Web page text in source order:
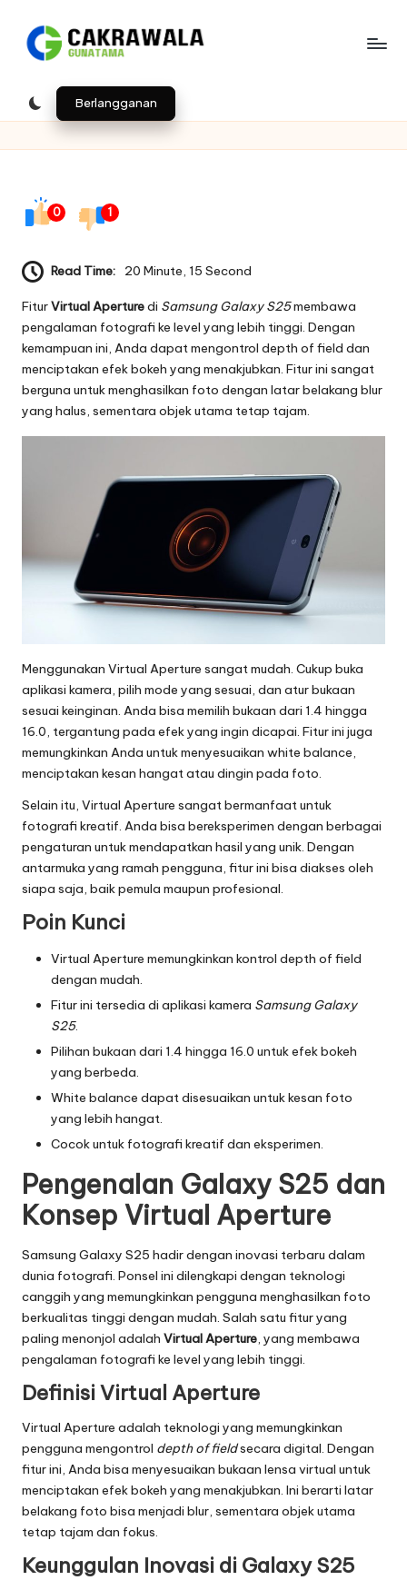
e
ri
a
T
e
k
n
o
l
o
e
r
r
u
2
0
2
5
-
I
n
o
v
s
n
T
r
e
n
T
e
r
b
a
r
u
Berlangganan
0 1
Read Time: 20 Minute, 15 Second
FiturVirtual Aperturedi Samsung Galaxy S25membawa
pengalaman fotografi ke level yang lebih tinggi. Dengan
kemampuan ini, Anda dapat mengontrol depth of field dan
menciptakan efek bokeh yang menakjubkan. Fitur ini sangat
berguna untuk menghasilkan foto dengan latar belakang blur
yang halus, sementara objek utama tetap tajam.
Menggunakan Virtual Aperture sangat mudah. Cukup buka
aplikasi kamera, pilih mode yang sesuai, dan atur bukaan
sesuai keinginan. Anda bisa memilih bukaan dari 1.4 hingga
16.0, tergantung pada efek yang ingin dicapai. Fitur ini juga
memungkinkan Anda untuk menyesuaikan white balance,
menciptakan kesan hangat atau dingin pada foto.
Selain itu, Virtual Aperture sangat bermanfaat untuk
fotografi kreatif. Anda bisa bereksperimen dengan berbagai
pengaturan untuk mendapatkan hasil yang unik. Dengan
antarmuka yang ramah pengguna, fitur ini bisa diakses oleh
siapa saja, baik pemula maupun profesional.
Poin Kunci
Virtual Aperture memungkinkan kontrol depth of field
dengan mudah.
Fitur ini tersedia di aplikasi kamera Samsung Galaxy
S25.
Pilihan bukaan dari 1.4 hingga 16.0 untuk efek bokeh
yang berbeda.
White balance dapat disesuaikan untuk kesan foto
yang lebih hangat.
Cocok untuk fotografi kreatif dan eksperimen.
Pengenalan Galaxy S25 dan
Konsep Virtual Aperture
Samsung Galaxy S25 hadir dengan inovasi terbaru dalam
dunia fotografi. Ponsel ini dilengkapi dengan teknologi
canggih yang memungkinkan pengguna menghasilkan foto
berkualitas tinggi dengan mudah. Salah satu fitur yang
paling menonjol adalah Virtual Aperture, yang membawa
pengalaman fotografi ke level yang lebih tinggi.
Definisi Virtual Aperture
Virtual Aperture adalah teknologi yang memungkinkan
pengguna mengontrol depth of fieldsecara digital. Dengan
fitur ini, Anda bisa menyesuaikan bukaan lensa virtual untuk
menciptakan efek bokeh yang menakjubkan. Ini berarti latar
belakang foto bisa menjadi blur, sementara objek utama
tetap tajam dan fokus.
Keunggulan Inovasi di Galaxy S25